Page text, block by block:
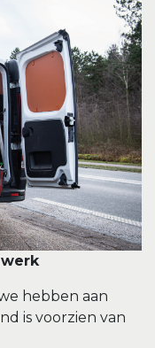
hebben aan
is voorzien van